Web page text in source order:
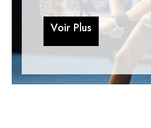
Voir Plus
Voir Plus